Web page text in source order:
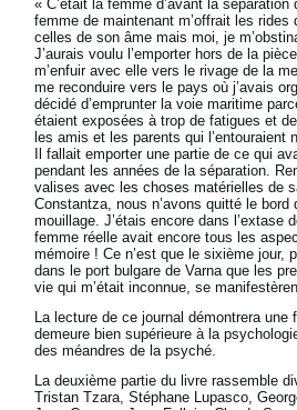
« C’était la femme d’avant la
femme de maintenant m’offrait les
celles de son âme mais moi, je
J’aurais voulu l’emporter hors de la
m’enfuir avec elle vers le rivage de la
me reconduire vers le pays où j’avais
décidé d’emprunter la voie maritime
étaient exposées à trop de fatigues et
les amis et les parents qui l’entouraient
Il fallait emporter une partie de ce qui
pendant les années de la séparation.
valises avec les choses matérielles de
Constantza, nous n’avons quitté le bord
mouillage. J’étais encore dans l’extase
femme réelle avait encore tous les
mémoire ! Ce n’est que le sixième jour,
dans le port bulgare de Varna que les
vie qui m’était inconnue, se
La lecture de ce journal démontrera
demeure bien supérieure à la
des méandres de la psyché.
La deuxième partie du livre rassemble
Tristan Tzara, Stéphane Lupasco,